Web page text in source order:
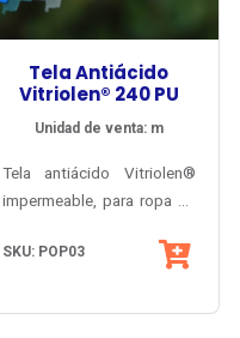
Tela Antiácido
Vitriolen® 240 PU
Unidad de venta: m
Tela antiácido Vitriolen®
impermeable, para ropa de
antiácido, antigrasa
PRO®. Durabilidad,
SKU: POP03